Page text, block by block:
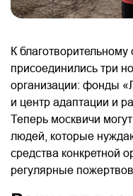
К
присоединились три
организации: фонды
и центр адаптации и
Теперь москвичи
людей, которые
средства конкретной
регулярные